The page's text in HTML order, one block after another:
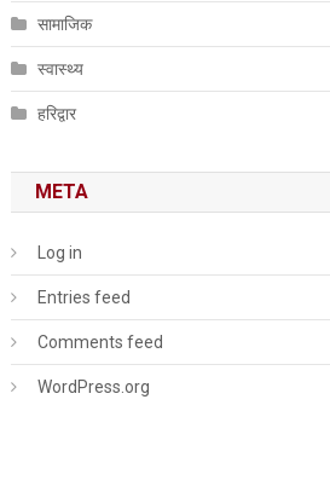
सामाजिक
स्वास्थ्य
हरिद्वार
META
Log in
Entries feed
Comments feed
WordPress.org